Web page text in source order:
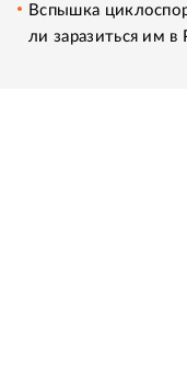
Вспышка
ли заразиться им в